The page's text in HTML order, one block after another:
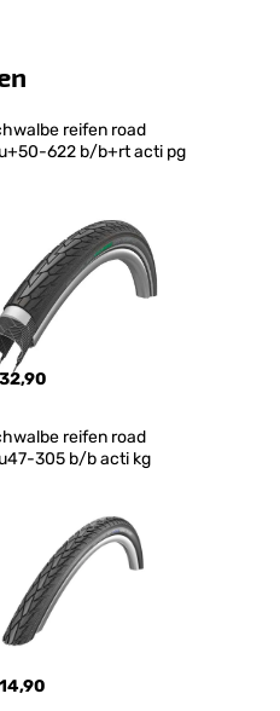
reifen road
622 b/b+rt acti pg
reifen road
305 b/b acti kg